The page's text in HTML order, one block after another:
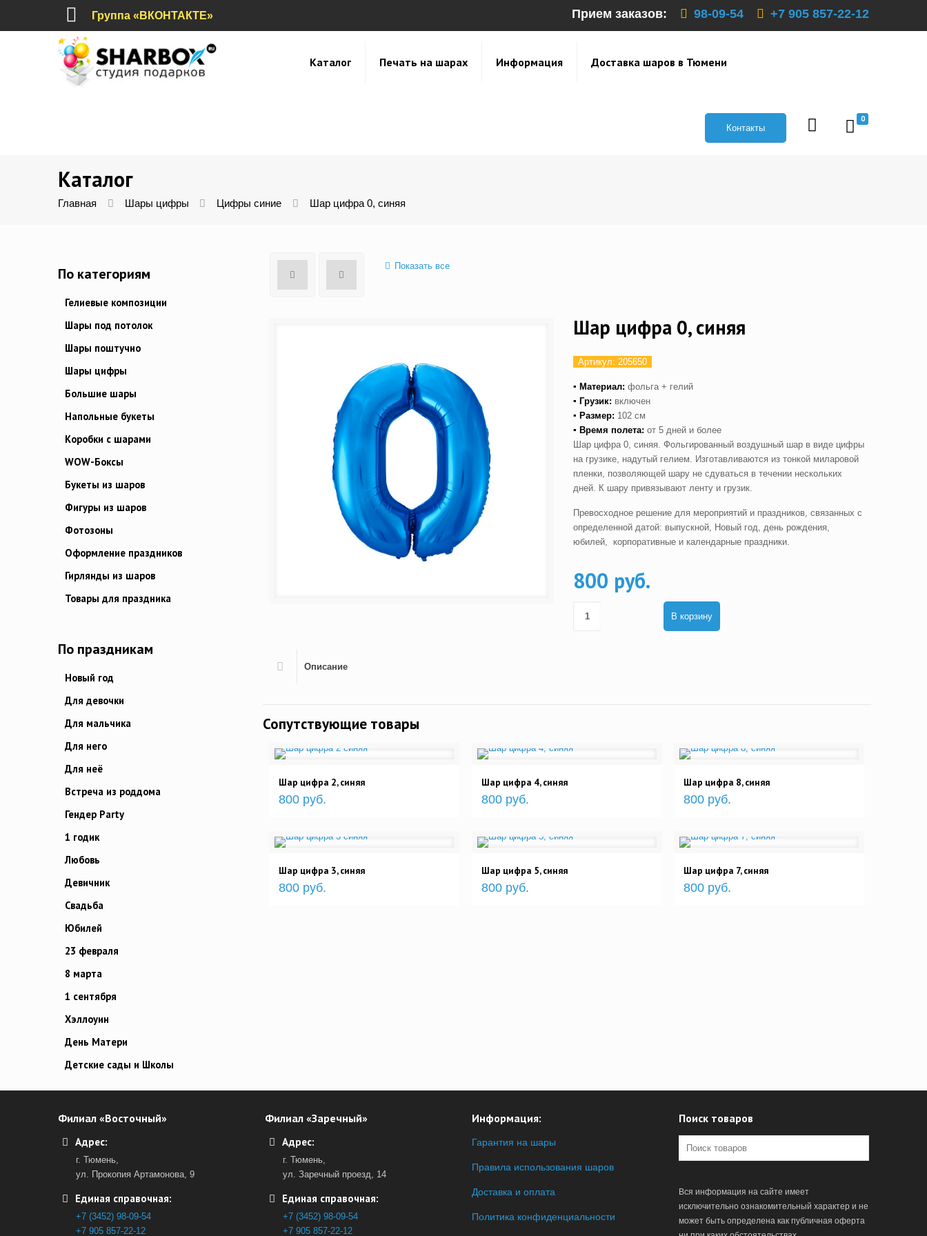
Прием заказов: 98-09-54 +7 905 857-22-12
Группа «ВКОНТАКТЕ»
Каталог Печать на шарах Информация Доставка шаров в Тюмени
0
Контакты
Каталог
Главная Шары цифры Цифры синие Шар цифра 0, синяя
Показать все
Шар цифра 0, синяя
Артикул: 205650
▪ Материал: фольга + гелий
▪ Грузик: включен
▪ Размер: 102 см
▪ Время полета: от 5 дней и более
Шар цифра 0, синяя. Фольгированный воздушный шар в виде цифры
на грузике, надутый гелием. Изготавливаются из тонкой миларовой
пленки, позволяющей шару не сдуваться в течении нескольких
дней. К шару привязывают ленту и грузик.
Превосходное решение для мероприятий и праздников, связанных с
определенной датой: выпускной, Новый год, день рождения,
юбилей, корпоративные и календарные праздники.
800 руб.
В корзину
Описание
Сопутствующие товары
Шар цифра 2, синяя
800 руб.
Шар цифра 4, синяя
800 руб.
Шар цифра 8, синяя
800 руб.
Шар цифра 3, синяя
800 руб.
Шар цифра 5, синяя
800 руб.
Шар цифра 7, синяя
800 руб.
По категориям
Гелиевые композиции
Шары под потолок
Шары поштучно
Шары цифры
Большие шары
Напольные букеты
Коробки с шарами
WOW-Боксы
Букеты из шаров
Фигуры из шаров
Фотозоны
Оформление праздников
Гирлянды из шаров
Товары для праздника
По праздникам
Новый год
Для девочки
Для мальчика
Для него
Для неё
Встреча из роддома
Гендер Party
1 годик
Любовь
Девичник
Свадьба
Юбилей
23 февраля
8 марта
1 сентября
Хэллоуин
День Матери
Детские сады и Школы
Филиал «Восточный»
Адрес:
г. Тюмень,
ул. Прокопия Артамонова, 9
Единая справочная:
+7 (3452) 98-09-54
+7 905 857-22-12
Филиал «Заречный»
Адрес:
г. Тюмень,
ул. Заречный проезд, 14
Единая справочная:
+7 (3452) 98-09-54
+7 905 857-22-12
Информация:
Гарантия на шары
Правила использования шаров
Доставка и оплата
Политика конфиденциальности
Поиск товаров
Вся информация на сайте имеет
исключительно ознакомительный характер и не
может быть определена как публичная оферта